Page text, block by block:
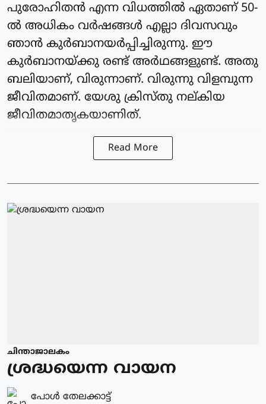
പുരോഹിതൻ എന്ന വിധത്തിൽ ഏതാണ് 50-
ൽ അധികം വർഷങ്ങൾ എല്ലാ ദിവസവും
ഞാൻ കുർബാനയർപ്പിച്ചിരുന്നു. ഈ
കുർബാനയ്ക്കു രണ്ട് അർഥങ്ങളുണ്ട്. അതു
ബലിയാണ്, വിരുന്നാണ്. വിരുന്നു വിളമ്പുന്ന
ജീവിതമാണ്. യേശു ക്രിസ്തു നല്കിയ
ജീവിതമാതൃകയാണിത്.
Read More
ചിന്താജാലകം
ശ്രദ്ധയെന്ന വായന
പോള്‍ തേലക്കാട്ട്‌